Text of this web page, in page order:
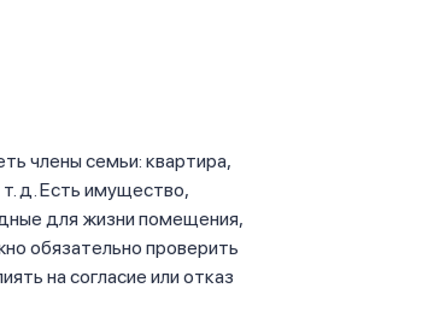
члены семьи: квартира,
д. Есть имущество,
для жизни помещения,
обязательно проверить
на согласие или отказ